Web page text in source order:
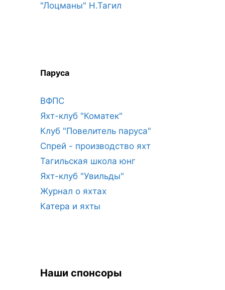
"Лоцманы" Н.Тагил
Паруса
ВФПС
Яхт-клуб "Коматек"
Клуб "Повелитель паруса"
Спрей - производство яхт
Тагильская школа юнг
Яхт-клуб "Увильды"
Журнал о яхтах
Катера и яхты
Наши спонсоры